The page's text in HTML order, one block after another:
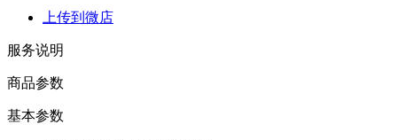
上传到微店
服务说明
商品参数
基本参数